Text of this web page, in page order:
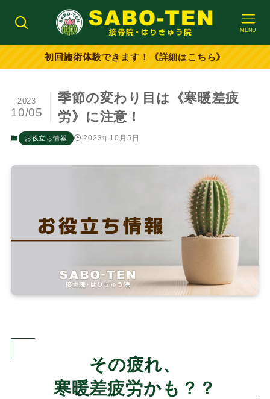
MENU
初回施術体験できます！《詳細はこちら》
季節の変わり目は《寒暖差疲
労》に注意！
2023
10/05
お役立ち情報 2023年10月5日
その疲れ、
寒暖差疲労かも？？